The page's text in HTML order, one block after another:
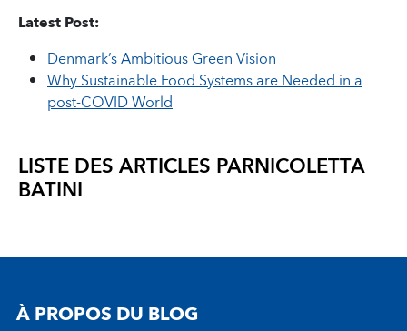
Latest Post:
Denmark’s Ambitious Green Vision
Why Sustainable Food Systems are Needed in a
post-COVID World
LISTE DES ARTICLES PARNICOLETTA
BATINI
À PROPOS DU BLOG